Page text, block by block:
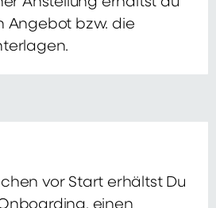
Angebot bzw. die
vor Start erhältst Du